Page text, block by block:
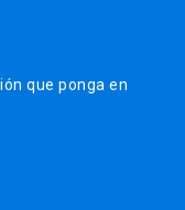
que ponga en